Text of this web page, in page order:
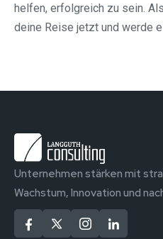
helfen, erfolgreich zu sein.
deine Reise jetzt und werde
Unternehmen stärken mit
Wachstum, Innovation und